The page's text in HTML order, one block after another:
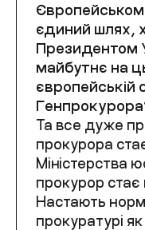
єдиний шлях,
Президентом
майбутнє на
європейській
Та все дуже
прокурора
Міністерства
прокурор стає
Настають
прокуратурі